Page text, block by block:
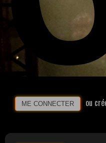
ME CONNECTER ou